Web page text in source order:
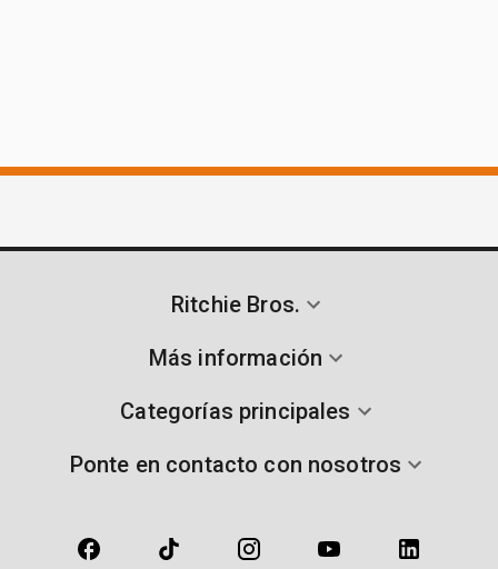
Ritchie Bros.
Más información
Categorías principales
Ponte en contacto con nosotros